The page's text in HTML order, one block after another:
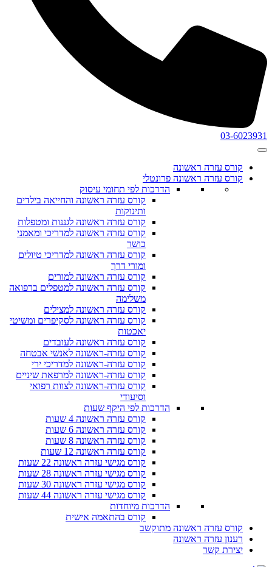
03-6023931
קורס עזרה ראשונה
קורס עזרה ראשונה פרונטלי
הדרכות לפי תחומי עיסוק
קורס עזרה ראשונה והחייאה בילדים
ותינוקות
קורס עזרה ראשונה לגננות ומטפלות
קורס עזרה ראשונה למדריכי ומאמני
כושר
קורס עזרה ראשונה למדריכי טיולים
ומורי דרך
קורס עזרה ראשונה למורים
קורס עזרה ראשונה למטפלים ברפואה
משלימה
קורס עזרה ראשונה למצילים
קורס עזרה ראשונה לסקיפרים ומשיטי
יאכטות
קורס עזרה ראשונה לעובדים
קורס עזרה-ראשונה לאנשי אבטחה
קורס עזרה-ראשונה למדריכי ירי
קורס עזרה-ראשונה למרפאת שיניים
קורס עזרה-ראשונה לצוות רפואי
וסיעודי
הדרכות לפי היקף שעות
קורס עזרה ראשונה 4 שעות
קורס עזרה ראשונה 6 שעות
קורס עזרה ראשונה 8 שעות
קורס עזרה ראשונה 12 שעות
קורס מגישי עזרה ראשונה 22 שעות
קורס מגישי עזרה ראשונה 28 שעות
קורס מגישי עזרה ראשונה 30 שעות
קורס מגישי עזרה ראשונה 44 שעות
הדרכות מיוחדות
קורס בהתאמה אישית
קורס עזרה ראשונה מתוקשב
רענון עזרה ראשונה
יצירת קשר